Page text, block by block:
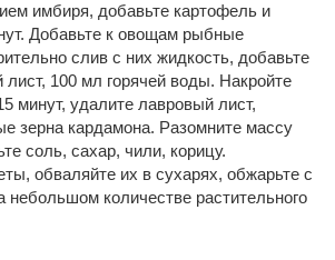
имбиря, добавьте картофель и
Добавьте к овощам рыбные
слив с них жидкость, добавьте
лист, 100 мл горячей воды. Накройте
минут, удалите лавровый лист,
зерна кардамона. Разомните массу
соль, сахар, чили, корицу.
обваляйте их в сухарях, обжарьте с
небольшом количестве растительного